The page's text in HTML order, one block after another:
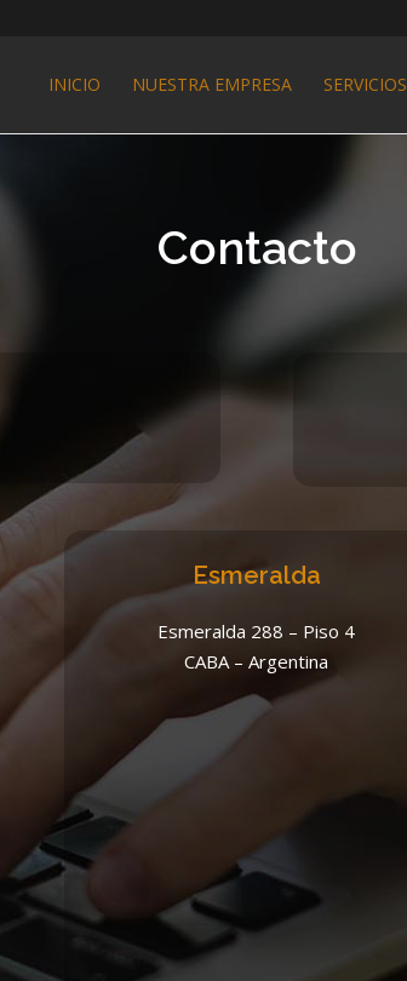
INICIO NUESTRA EMPRESA SERVICIOS
Contacto
Esmeralda
Esmeralda 288 – Piso 4
CABA – Argentina